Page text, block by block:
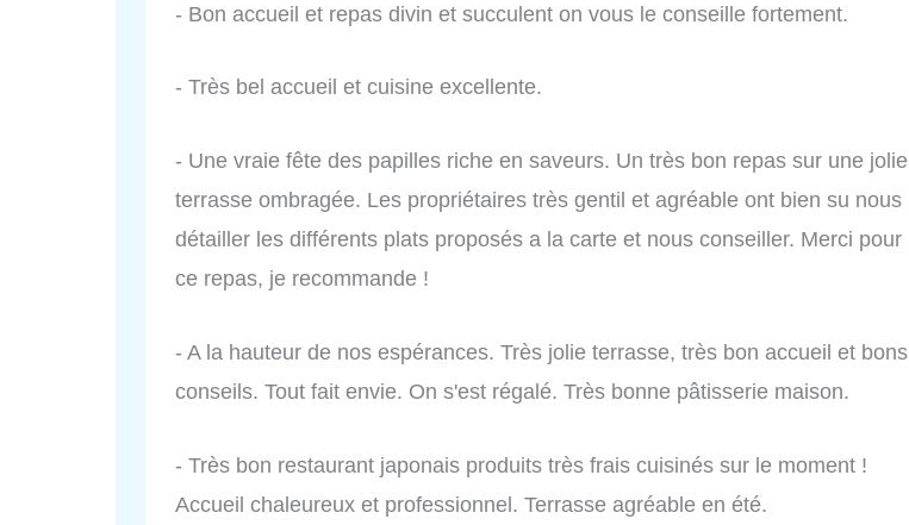
- Bon accueil et repas divin et succulent on vous le conseille fortement.
- Très bel accueil et cuisine excellente.
- Une vraie fête des papilles riche en saveurs. Un très bon repas sur une jolie
terrasse ombragée. Les propriétaires très gentil et agréable ont bien su nous
détailler les différents plats proposés a la carte et nous conseiller. Merci pour
ce repas, je recommande !
- A la hauteur de nos espérances. Très jolie terrasse, très bon accueil et bons
conseils. Tout fait envie. On s'est régalé. Très bonne pâtisserie maison.
- Très bon restaurant japonais produits très frais cuisinés sur le moment !
Accueil chaleureux et professionnel. Terrasse agréable en été.